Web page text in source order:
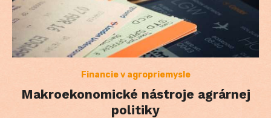
Financie v agropriemysle
Makroekonomické nástroje agrárnej
politiky